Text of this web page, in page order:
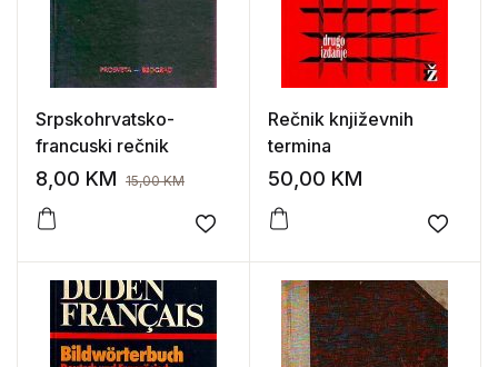
Srpskohrvatsko-
francuski rečnik
8,00 KM 15,00KM
Add to wishlist
Rečnik književnih
termina
50,00 KM
Add